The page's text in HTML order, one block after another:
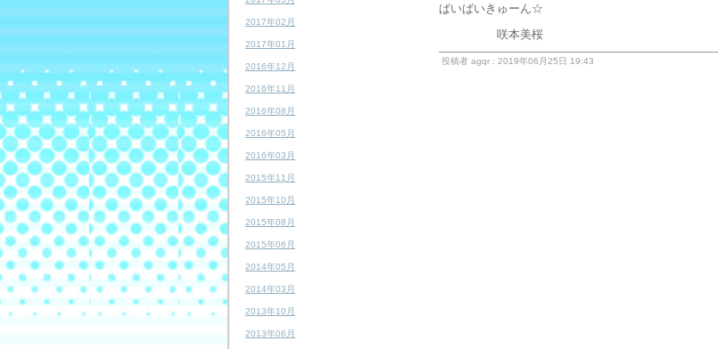
2017年02月
2017年01月
2016年12月
2016年11月
2016年08月
2016年05月
2016年03月
2015年11月
2015年10月
2015年08月
2015年06月
2014年05月
2014年03月
2013年10月
2013年06月
ばいばいきゅーん☆
咲本美桜
投稿者 agqr : 2019年06月25日 19:43